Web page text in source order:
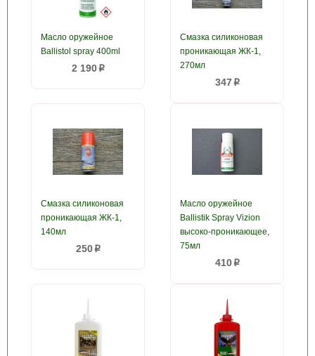
Масло оружейное
Ballistol spray 400ml
2 190p
Смазка силиконовая
проникающая ЖК-1,
270мл
347 p
Смазка силиконовая
проникающая ЖК-1,
140мл
250p
Масло оружейное
Ballistik Spray Vizion
высоко-проникающее,
75мл
410p